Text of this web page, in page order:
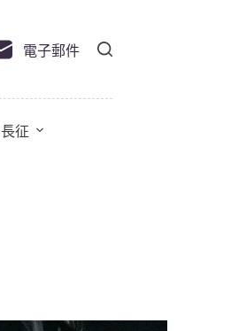
電子郵件
長征